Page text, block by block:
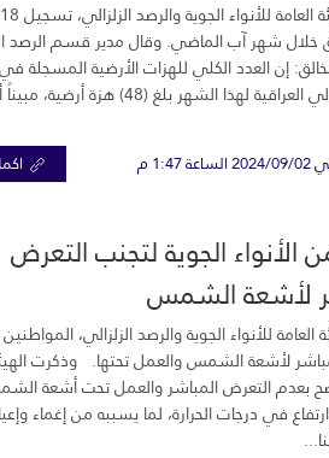
خلال شهر آب الماضي. وقال مدير قسم الرصد
إن العدد الكلي للهزات الأرضية المسجلة
لهذا الشهر بلغ (48) هزة أرضية، مبيناً أن منها...
1:47 م
الأنواء الجوية لتجنب التعرض
لأشعة الشمس
العامة للأنواء الجوية والرصد الزلزالي،
لأشعة الشمس والعمل تحتها. وذكرت
بعدم التعرض المباشر والعمل تحت أشعة
في درجات الحرارة، لما يسببه من إغماء